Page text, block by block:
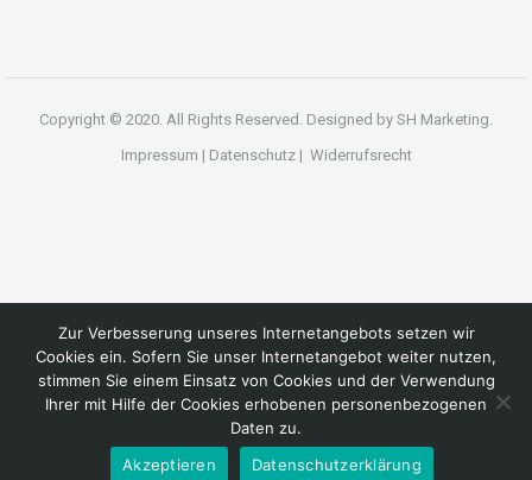
Copyright © 2020. All Rights Reserved. Designed by SH Marketing.
Impressum | Datenschutz| Widerrufsrecht
Zur Verbesserung unseres Internetangebots setzen wir
Cookies ein. Sofern Sie unser Internetangebot weiter nutzen,
stimmen Sie einem Einsatz von Cookies und der Verwendung
Ihrer mit Hilfe der Cookies erhobenen personenbezogenen
Daten zu.
Akzeptieren
Datenschutzerklärung